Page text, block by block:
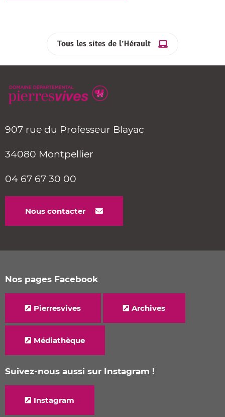
Tous les sites de l’Hérault
907 rue du Professeur Blayac
34080 Montpellier
04 67 67 30 00
Nous contacter
Nos pages Facebook
Pierresvives Archives
Médiathèque
Suivez-nous aussi sur Instagram !
Instagram